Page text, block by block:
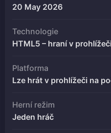
20 May 2026
Technologie
HTML5 – hraní v
Platforma
Lze hrát v prohlížeči na
Herní režim
Jeden hráč